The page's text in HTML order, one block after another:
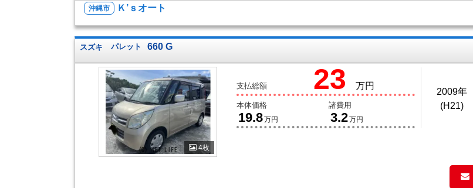
沖縄市 Ｋ’ｓオート
スズキ パレット 660 G
4枚
支払総額 23 万円
本体価格
19.8万円
諸費用
3.2万円
2009年
(H21)